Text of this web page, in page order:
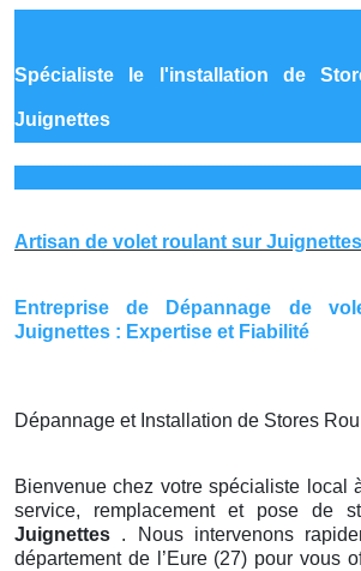
Spécialiste le l'installation de
Juignettes
Artisan de volet roulant sur Juignettes
Entreprise de Dépannage de
Juignettes : Expertise et Fiabilité
Dépannage et Installation de Stores
Bienvenue chez votre spécialiste local
service, remplacement et pose de
Juignettes . Nous intervenons
département de l’Eure (27) pour vous